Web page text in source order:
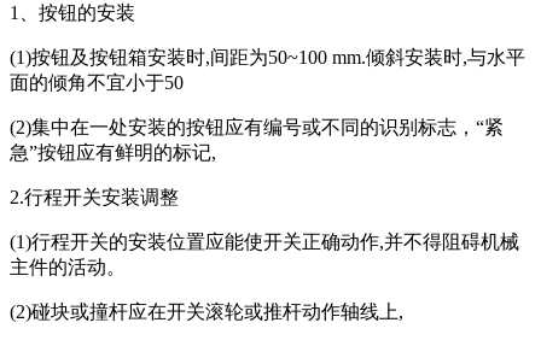
1、按钮的安装
(1)按钮及按钮箱安装时,间距为50~100 mm.倾斜安装时,与水平
面的倾角不宜小于50
(2)集中在一处安装的按钮应有编号或不同的识别标志，“紧
急”按钮应有鲜明的标记,
2.行程开关安装调整
(1)行程开关的安装位置应能使开关正确动作,并不得阻碍机械
主件的活动。
(2)碰块或撞杆应在开关滚轮或推杆动作轴线上,